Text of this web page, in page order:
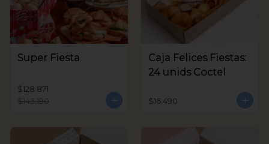
Super Fiesta
$128.871
$143.190
Caja Felices Fiestas:
24 unids Coctel
$16.490